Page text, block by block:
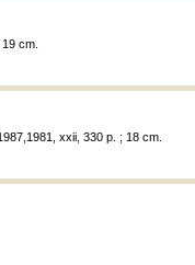
cm.
xxii, 330 p. ; 18 cm.